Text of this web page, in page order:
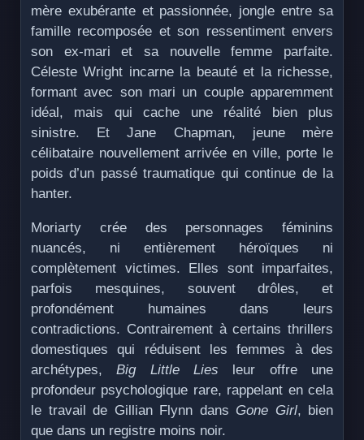
mère exubérante et passionnée, jongle entre sa
famille recomposée et son ressentiment envers
son ex-mari et sa nouvelle femme parfaite.
Céleste Wright incarne la beauté et la richesse,
formant avec son mari un couple apparemment
idéal, mais qui cache une réalité bien plus
sinistre. Et Jane Chapman, jeune mère
célibataire nouvellement arrivée en ville, porte le
poids d’un passé traumatique qui continue de la
hanter.
Moriarty crée des personnages féminins
nuancés, ni entièrement héroïques ni
complètement victimes. Elles sont imparfaites,
parfois mesquines, souvent drôles, et
profondément humaines dans leurs
contradictions. Contrairement à certains thrillers
domestiques qui réduisent les femmes à des
archétypes,Big Little Lies leur offre une
profondeur psychologique rare, rappelant en cela
le travail de Gillian Flynn dans Gone Girl, bien
que dans un registre moins noir.